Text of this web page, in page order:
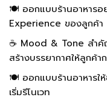
🍽️ ออกแบบร้านอาหารอ
Experience ของลูกค้า
☕ Mood & Tone สำคั
สร้างบรรยากาศให้ลูกค้า
🍽️ ออกแบบร้านอาหารใ
เริ่มรีโนเวท